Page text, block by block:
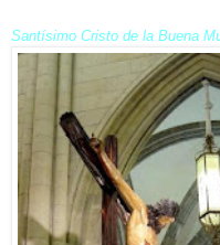
Santísimo Cristo de la Buena